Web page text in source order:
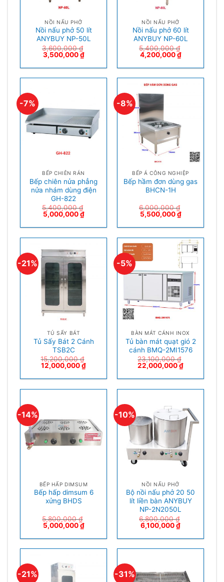
NỒI NẤU PHỞ
Nồi nấu phở 50 lít
ANYBUY NP-50L
3,600,000₫
3,500,000₫
NỒI NẤU PHỞ
Nồi nấu phở 60 lít
ANYBUY NP-60L
5,400,000₫
4,200,000₫
-7%
BẾP CHIÊN RÁN
Bếp chiên nửa phẳng
nửa nhám dùng điện
GH-822
5,400,000₫
5,000,000₫
-8%
BẾP Á CÔNG NGHIỆP
Bếp hầm đơn dùng gas
BHCN-1H
6,000,000₫
5,500,000₫
-21%
TỦ SẤY BÁT
Tủ Sấy Bát 2 Cánh
TSB2C
15,200,000₫
12,000,000₫
-5%
BÀN MÁT CÁNH INOX
Tủ bàn mát quạt gió 2
cánh BMQ-2MI1576
23,100,000₫
22,000,000₫
-14%
BẾP HẤP DIMSUM
Bếp hấp dimsum 6
xửng BHDS
5,800,000₫
5,000,000₫
-10%
NỒI NẤU PHỞ
Bộ nồi nấu phở 20 50
lít liền bàn ANYBUY
NP-2N2050L
6,800,000₫
6,100,000₫
-21% -31%